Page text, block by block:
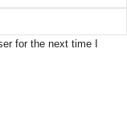
for the next time I